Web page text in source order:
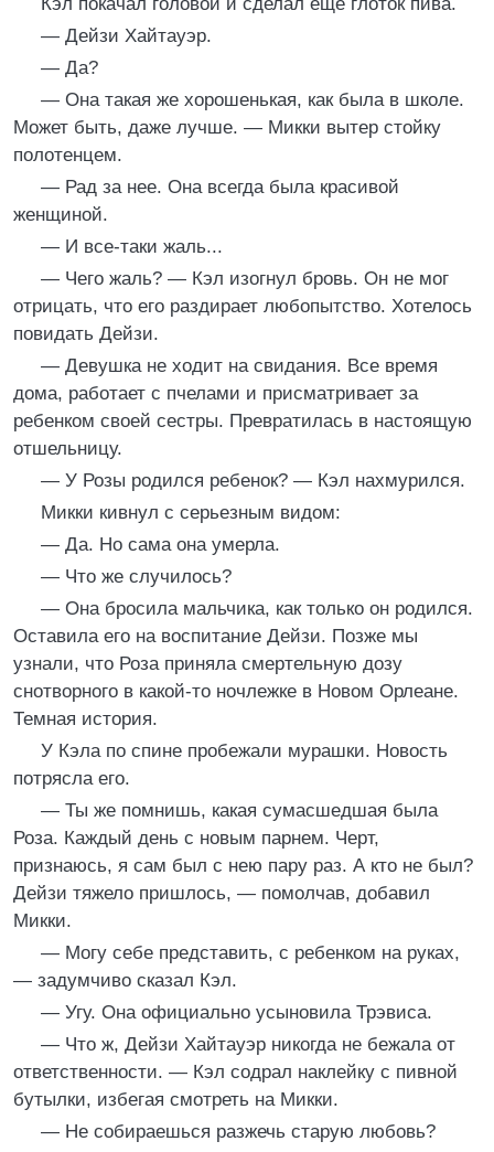
— Дейзи Хайтауэр.
— Да?
— Она такая же хорошенькая, как была в школе.
Может быть, даже лучше. — Микки вытер стойку
полотенцем.
— Рад за нее. Она всегда была красивой
женщиной.
— И все-таки жаль...
— Чего жаль? — Кэл изогнул бровь. Он не мог
отрицать, что его раздирает любопытство. Хотелось
повидать Дейзи.
— Девушка не ходит на свидания. Все время
дома, работает с пчелами и присматривает за
ребенком своей сестры. Превратилась в настоящую
отшельницу.
— У Розы родился ребенок? — Кэл нахмурился.
Микки кивнул с серьезным видом:
— Да. Но сама она умерла.
— Что же случилось?
— Она бросила мальчика, как только он родился.
Оставила его на воспитание Дейзи. Позже мы
узнали, что Роза приняла смертельную дозу
снотворного в какой-то ночлежке в Новом Орлеане.
Темная история.
У Кэла по спине пробежали мурашки. Новость
потрясла его.
— Ты же помнишь, какая сумасшедшая была
Роза. Каждый день с новым парнем. Черт,
признаюсь, я сам был с нею пару раз. А кто не был?
Дейзи тяжело пришлось, — помолчав, добавил
Микки.
— Могу себе представить, с ребенком на руках,
— задумчиво сказал Кэл.
— Угу. Она официально усыновила Трэвиса.
— Что ж, Дейзи Хайтауэр никогда не бежала от
ответственности. — Кэл содрал наклейку с пивной
бутылки, избегая смотреть на Микки.
— Не собираешься разжечь старую любовь?